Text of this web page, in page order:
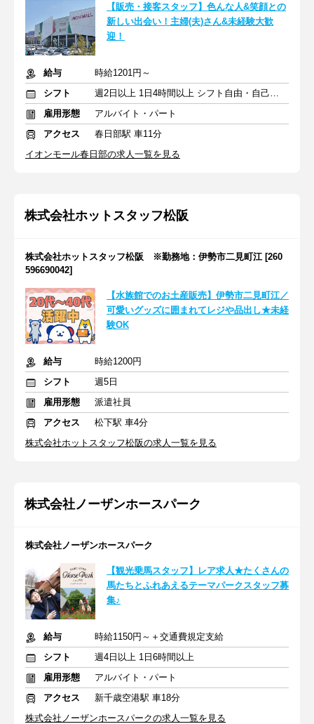
【販売・接客スタッフ】色んな人&笑顔との
新しい出会い！主婦(夫)さん&未経験大歓
迎！
給与
時給1201円～
シフト
週2日以上 1日4時間以上 シフト自由・自己申告
雇用形態
アルバイト・パート
アクセス
春日部駅 車11分
イオンモール春日部の求人一覧を見る
株式会社ホットスタッフ松阪
株式会社ホットスタッフ松阪 ※勤務地：伊勢市二見町江 [260
596690042]
【水族館でのお土産販売】伊勢市二見町江／
可愛いグッズに囲まれてレジや品出し★未経
験OK
給与
時給1200円
シフト
週5日
雇用形態
派遣社員
アクセス
松下駅 車4分
株式会社ホットスタッフ松阪の求人一覧を見る
株式会社ノーザンホースパーク
株式会社ノーザンホースパーク
【観光乗馬スタッフ】レア求人★たくさんの
馬たちとふれあえるテーマパークスタッフ募
集♪
給与
時給1150円～＋交通費規定支給
シフト
週4日以上 1日6時間以上
雇用形態
アルバイト・パート
アクセス
新千歳空港駅 車18分
株式会社ノーザンホースパークの求人一覧を見る